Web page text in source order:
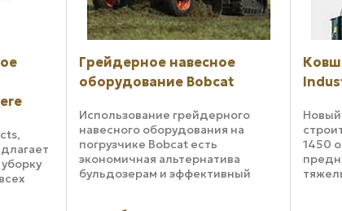
й
Грейдерное навесное
оборудование Bobcat
Использование грейдерного
навесного оборудования на
погрузчике Bobcat есть
экономичная альтернатива
бульдозерам и эффективный
Ковш
1450